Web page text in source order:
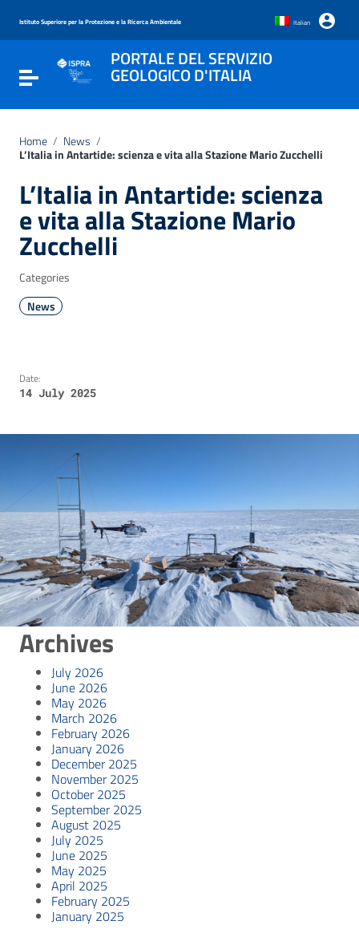
Go to the navigation menu
Go to the footer
Istituto Superiore per la Protezione e la Ricerca Ambientale Italian
Toggle navigation
PORTALE DEL SERVIZIO
GEOLOGICO D'ITALIA
Home / News /
L’Italia in Antartide: scienza e vita alla Stazione Mario Zucchelli
L’Italia in Antartide: scienza
e vita alla Stazione Mario
Zucchelli
Categories
News
Date:
14 July 2025
Archives
July 2026
June 2026
May 2026
March 2026
February 2026
January 2026
December 2025
November 2025
October 2025
September 2025
August 2025
July 2025
June 2025
May 2025
April 2025
February 2025
January 2025